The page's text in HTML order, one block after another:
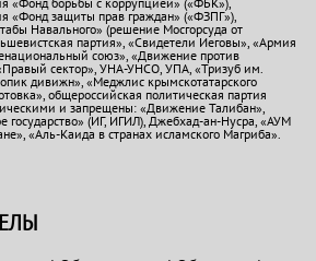
«Фонд защиты прав граждан» («ФЗПГ»),
Навального» (решение Мосгорсуда от
партия», «Свидетели Иеговы», «Армия
союз», «Движение против
сектор», УНА-УНСО, УПА, «Тризуб им.
дивижн», «Меджлис крымскотатарского
общероссийская политическая партия
и запрещены: «Движение Талибан»,
государство» (ИГ, ИГИЛ), Джебхад-ан-Нусра, «АУМ
«Аль-Каида в странах исламского Магриба».